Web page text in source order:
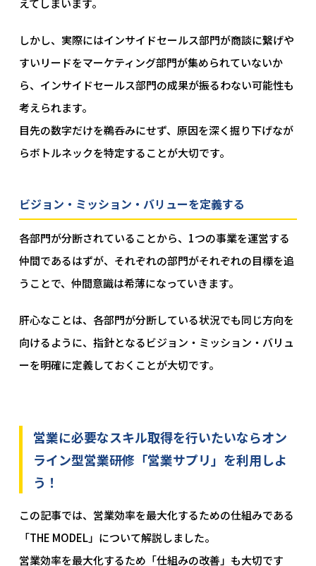
えてしまいます。
しかし、実際にはインサイドセールス部門が商談に繋げや
すいリードをマーケティング部門が集められていないか
ら、インサイドセールス部門の成果が振るわない可能性も
考えられます。
目先の数字だけを鵜呑みにせず、原因を深く掘り下げなが
らボトルネックを特定することが大切です。
ビジョン・ミッション・バリューを定義する
各部門が分断されていることから、1つの事業を運営する
仲間であるはずが、それぞれの部門がそれぞれの目標を追
うことで、仲間意識は希薄になっていきます。
肝心なことは、各部門が分断している状況でも同じ方向を
向けるように、指針となるビジョン・ミッション・バリュ
ーを明確に定義しておくことが大切です。
営業に必要なスキル取得を行いたいならオン
ライン型営業研修「営業サプリ」を利用しよ
う！
この記事では、営業効率を最大化するための仕組みである
「THE MODEL」について解説しました。
営業効率を最大化するため「仕組みの改善」も大切です